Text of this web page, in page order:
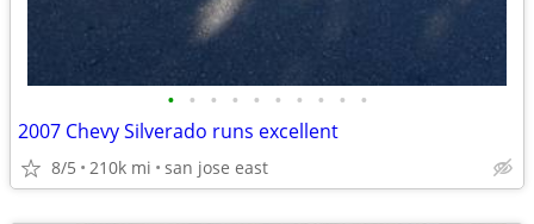
• • • • • • • • • •
2007 Chevy Silverado runs excellent
8/5 210k mi san jose east